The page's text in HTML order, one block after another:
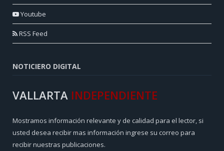
Youtube
RSS Feed
NOTICIERO DIGITAL
VALLARTA INDEPENDIENTE
Mostramos información relevante y de calidad para el lector, si
usted desea recibir mas información ingrese su correo para
recibir nuestras publicaciones.